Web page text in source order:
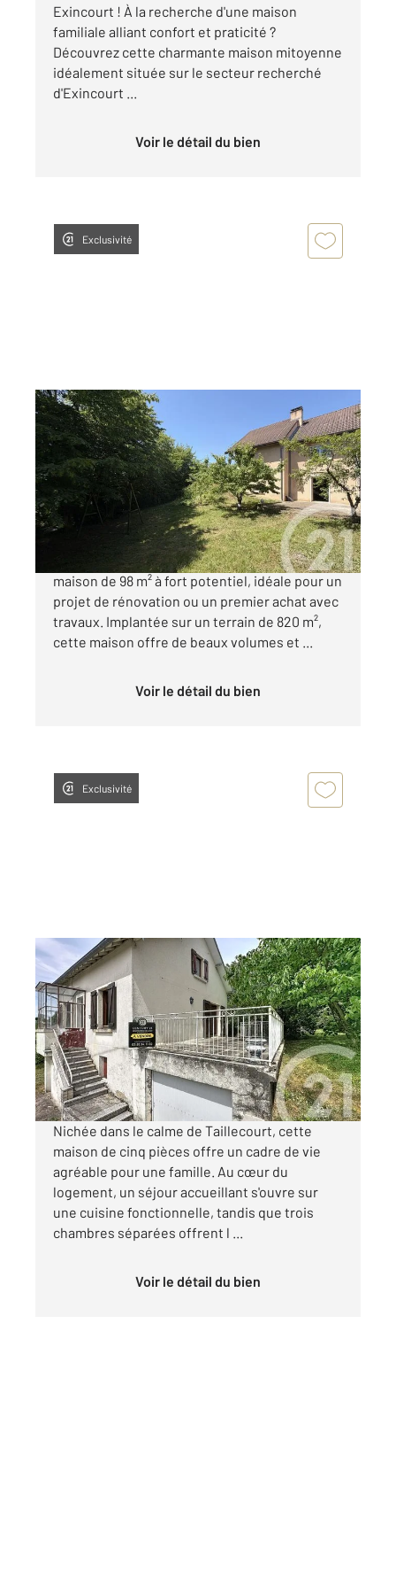
Exincourt ! À la recherche d'une maison
familiale alliant confort et praticité ?
Découvrez cette charmante maison mitoyenne
idéalement située sur le secteur recherché
d'Exincourt ...
Voir le détail du bien
Exclusivité
ARBOUANS 25
98 m2, 4 pièces
Ref : 33870
Maison à vendre
143 000 €
À découvrir sur la commune d'Arbouans :
maison de 98 m² à fort potentiel, idéale pour un
projet de rénovation ou un premier achat avec
travaux. Implantée sur un terrain de 820 m²,
cette maison offre de beaux volumes et ...
Voir le détail du bien
Exclusivité
TAILLECOURT 25
101 m2, 5 pièces
Ref : 33938
Maison à vendre
145 000 €
Visiter le site dédié
Nichée dans le calme de Taillecourt, cette
maison de cinq pièces offre un cadre de vie
agréable pour une famille. Au cœur du
logement, un séjour accueillant s'ouvre sur
une cuisine fonctionnelle, tandis que trois
chambres séparées offrent l ...
Voir le détail du bien